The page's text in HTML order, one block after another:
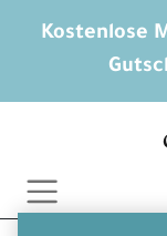
Kostenlose